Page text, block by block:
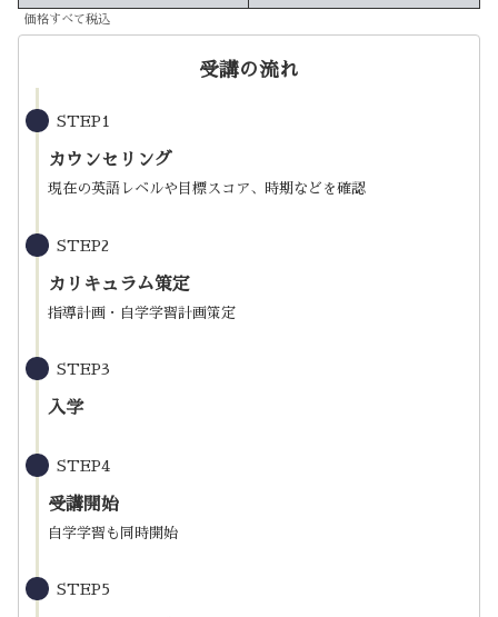
価格すべて税込
受講の流れ
STEP1
カウンセリング
現在の英語レベルや目標スコア、時期などを確認
STEP2
カリキュラム策定
指導計画・自学学習計画策定
STEP3
入学
STEP4
受講開始
自学学習も同時開始
STEP5